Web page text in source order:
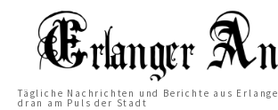
Tägliche Nachrichten und Berichte aus
dran am Puls der Stadt